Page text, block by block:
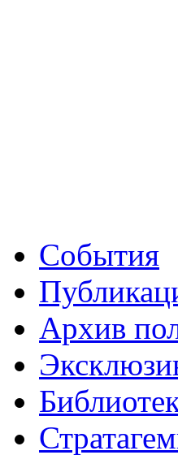
События
Архив